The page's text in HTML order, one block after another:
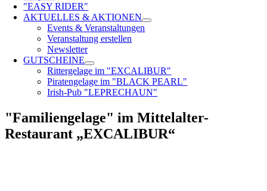
"EASY RIDER"
AKTUELLES & AKTIONEN
Events & Veranstaltungen
Veranstaltung erstellen
Newsletter
GUTSCHEINE
Rittergelage im "EXCALIBUR"
Piratengelage im "BLACK PEARL"
Irish-Pub "LEPRECHAUN"
"Familiengelage" im Mittelalter-
Restaurant „EXCALIBUR“